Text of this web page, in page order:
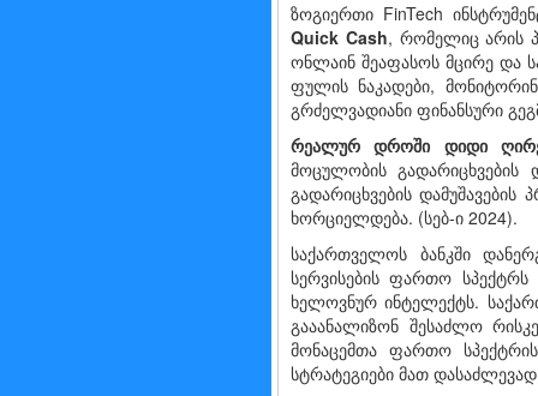
ზოგიერთი FinTech
Quick Cash, რომელიც არის
ონლაინ შეაფასოს მცირე და
ფულის ნაკადები,
გრძელვადიანი ფინანსური
რეალურდროში დიდი
მოცულობის გადარიცხვების
გადარიცხვების
ხორციელდება. (სებ-ი 2024).
საქართველოს ბანკში
სერვისების ფართო
ხელოვნურ ინტელექტს.
გააანალიზონ შესაძლო
მონაცემთა ფართო
სტრატეგიები მათ